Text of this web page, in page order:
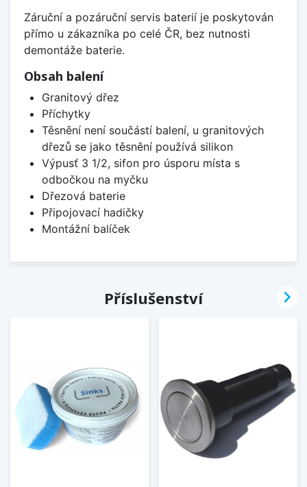
Záruční a pozáruční servis baterií je poskytován
přímo u zákazníka po celé ČR, bez nutnosti
demontáže baterie.
Obsah balení
Granitový dřez
Příchytky
Těsnění není součástí balení, u granitových
dřezů se jako těsnění používá silikon
Výpusť 3 1/2, sifon pro úsporu místa s
odbočkou na myčku
Dřezová baterie
Připojovací hadičky
Montážní balíček
Příslušenství 